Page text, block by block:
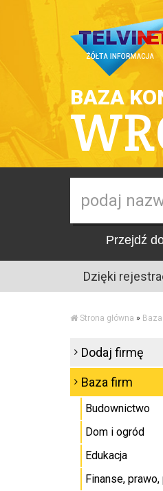
BAZA
Przejdź
Dzięki
Strona główna »
Dodaj firmę
Baza firm
Budownictwo
Dom i ogród
Edukacja
Finanse, prawo,